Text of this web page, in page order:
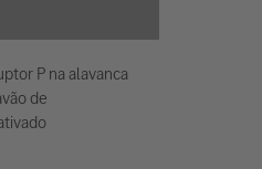
P na alavanca
de